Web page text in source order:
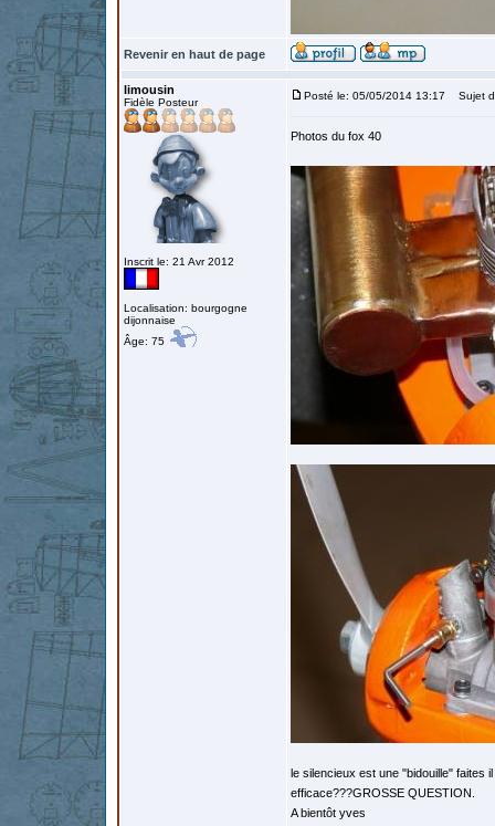
Revenir en haut de page
limousin
Fidèle Posteur
Inscrit le: 21 Avr 2012
Localisation: bourgogne
dijonnaise
Âge: 75
Posté le: 05/05/2014 13:17 Sujet
Photos du fox 40
le silencieux est une "bidouille" faites
efficace???GROSSE QUESTION.
A bientôt yves